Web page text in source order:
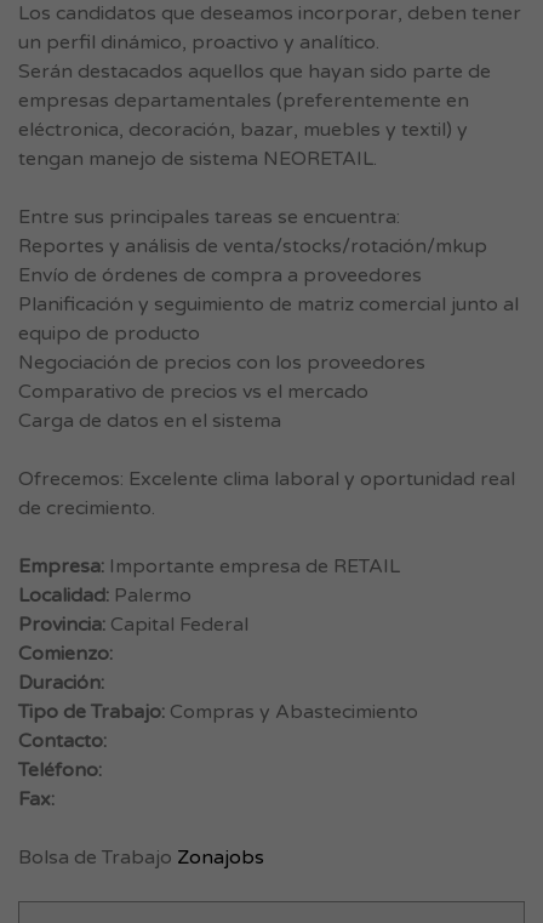
Los candidatos que deseamos incorporar, deben tener
un perfil dinámico, proactivo y analítico.
Serán destacados aquellos que hayan sido parte de
empresas departamentales (preferentemente en
eléctronica, decoración, bazar, muebles y textil) y
tengan manejo de sistema NEORETAIL.
Entre sus principales tareas se encuentra:
Reportes y análisis de venta/stocks/rotación/mkup
Envío de órdenes de compra a proveedores
Planificación y seguimiento de matriz comercial junto al
equipo de producto
Negociación de precios con los proveedores
Comparativo de precios vs el mercado
Carga de datos en el sistema
Ofrecemos: Excelente clima laboral y oportunidad real
de crecimiento.
Empresa: Importante empresa de RETAIL
Localidad: Palermo
Provincia: Capital Federal
Comienzo:
Duración:
Tipo de Trabajo: Compras y Abastecimiento
Contacto:
Teléfono:
Fax:
Bolsa de Trabajo Zonajobs